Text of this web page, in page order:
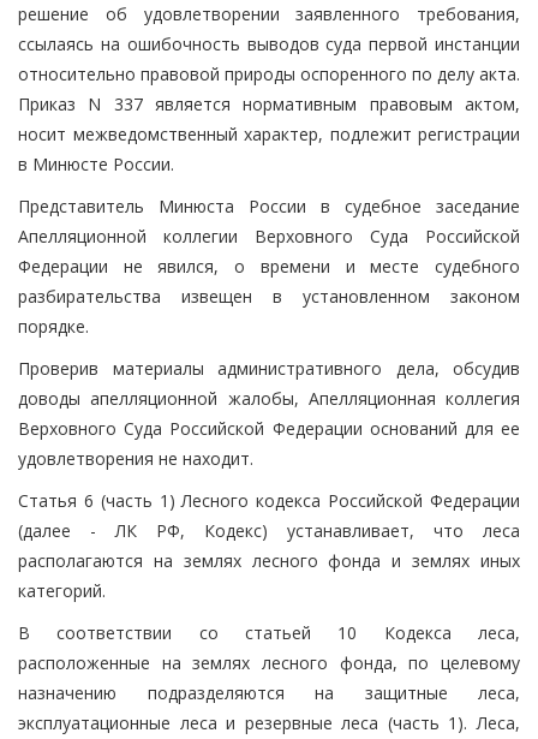
решение об удовлетворении заявленного требования,
ссылаясь на ошибочность выводов суда первой инстанции
относительно правовой природы оспоренного по делу акта.
Приказ N 337 является нормативным правовым актом,
носит межведомственный характер, подлежит регистрации
в Минюсте России.
Представитель Минюста России в судебное заседание
Апелляционной коллегии Верховного Суда Российской
Федерации не явился, о времени и месте судебного
разбирательства извещен в установленном законом
порядке.
Проверив материалы административного дела, обсудив
доводы апелляционной жалобы, Апелляционная коллегия
Верховного Суда Российской Федерации оснований для ее
удовлетворения не находит.
Статья 6 (часть 1) Лесного кодекса Российской Федерации
(далее - ЛК РФ, Кодекс) устанавливает, что леса
располагаются на землях лесного фонда и землях иных
категорий.
В соответствии со статьей 10 Кодекса леса,
расположенные на землях лесного фонда, по целевому
назначению подразделяются на защитные леса,
эксплуатационные леса и резервные леса (часть 1). Леса,